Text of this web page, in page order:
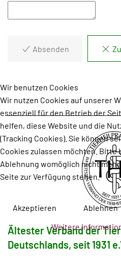
Absenden
Ältester Verband der
Deutschlands, seit 1931
Wir benutzen Cookies
Wir nutzen Cookies auf unserer
essenziell für den Betrieb der
helfen, diese Website und die
(Tracking Cookies). Sie können
Cookies zulassen möchten. Bitte
Ablehnung womöglich nicht
Seite zur Verfügung stehen.
Akzeptieren
Ablehnen
Weitere